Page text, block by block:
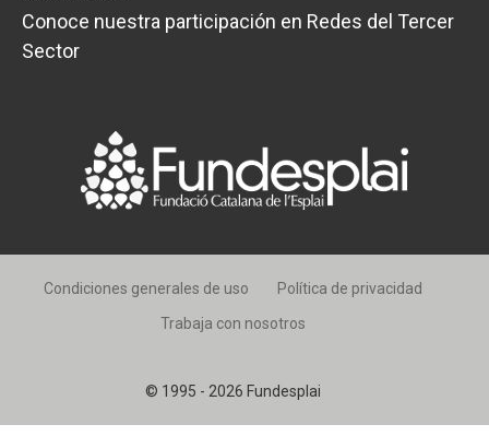
Conoce nuestra participación en Redes del Tercer
Sector
© 1995 - 2026 Fundesplai
Condiciones generales de uso
Política de privacidad
Trabaja con nosotros